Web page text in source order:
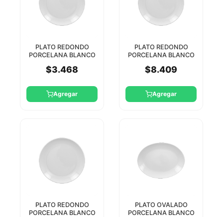
PLATO REDONDO
PORCELANA BLANCO
$3.468
Agregar
PLATO REDONDO
PORCELANA BLANCO
$8.409
Agregar
PLATO REDONDO
PORCELANA BLANCO
PLATO OVALADO
PORCELANA BLANCO